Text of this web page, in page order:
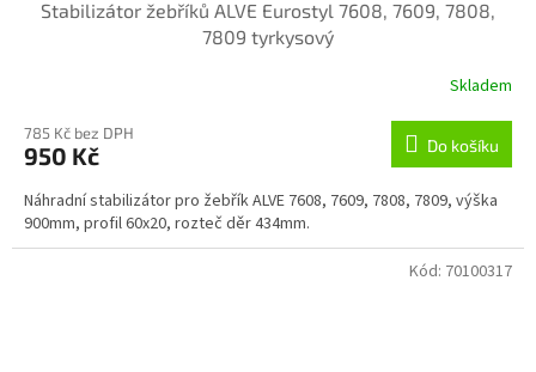
Stabilizátor žebříků ALVE Eurostyl 7608, 7609, 7808,
7809 tyrkysový
Skladem
785 Kč bez DPH
950 Kč Do košíku
Náhradní stabilizátor pro žebřík ALVE 7608, 7609, 7808, 7809, výška
900mm, profil 60x20, rozteč děr 434mm.
Kód: 70100317